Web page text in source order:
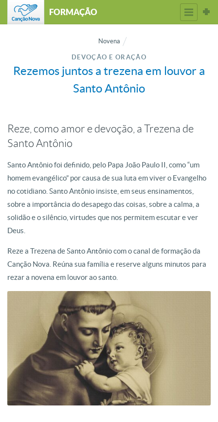
FORMAÇÃO
Novena
DEVOÇÃO E ORAÇÃO
Rezemos juntos a trezena em louvor a
Santo Antônio
Reze, como amor e devoção, a Trezena de
Santo Antônio
Santo Antônio foi definido, pelo Papa João Paulo II, como “um
homem evangélico” por causa de sua luta em viver o Evangelho
no cotidiano. Santo Antônio insiste, em seus ensinamentos,
sobre a importância do desapego das coisas, sobre a calma, a
solidão e o silêncio, virtudes que nos permitem escutar e ver
Deus.
Reze a Trezena de Santo Antônio com o canal de formação da
Canção Nova. Reúna sua família e reserve alguns minutos para
rezar a novena em louvor ao santo.